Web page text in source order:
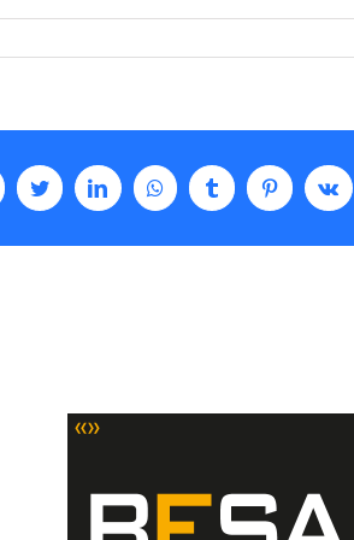
TwitterLinkedInWhatsAppTumblrPinterestVk